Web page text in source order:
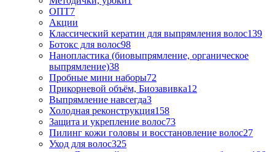
ОПТ7
Акции
Классический кератин для выпрямления волос139
Ботокс для волос98
Нанопластика (биовыпрямление, органическое
выпрямление)38
Пробные мини наборы72
Прикорневой объём, Биозавивка12
Выпрямление навсегда3
Холодная реконструкция158
Защита и укрепление волос73
Пилинг кожи головы и восстановление волос27
Уход для волос325